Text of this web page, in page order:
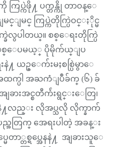
ကြပ္ကဲဖို႔ ပက္တန္ကို တာဝန္ေ
ျမင္ ကြပ္ကဲတိုက္ပြဲဝင္ႏိုင္မ
လွပါတယ္။ စစ္ေရးတိုက္ပြဲ
ဖစ္ေပမယ့္ ပိုမိုက်ယ္ျပ
ယဥ္ေက်းမႈစစ္ပြဲမွာေ
က္ပါ အႀကံျပဳခ်က္ (၆) ခ်
ခားအင္စတီက်ဴးရွင္းေတြ၊
လည္း လိုအပ္သလို လိုက္နာက်
အတြက္ အေရးပါတဲ့ အခန္း
တာ္တစ္ရပ္အေနနဲ႔ အျခားသူေ